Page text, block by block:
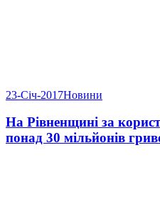
23-Січ-2017Новини
На Рівненщині за
понад 30 мільйонів